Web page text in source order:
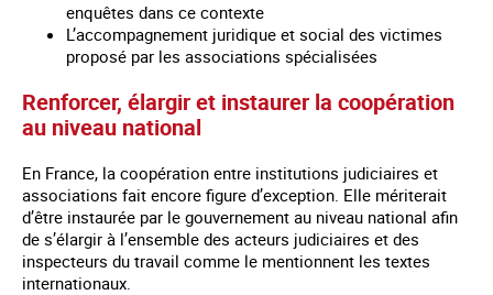
enquêtes dans ce contexte
L’accompagnement juridique et social des victimes
proposé par les associations spécialisées
Renforcer, élargir et instaurer la coopération
au niveau national
En France, la coopération entre institutions judiciaires et
associations fait encore figure d’exception. Elle mériterait
d’être instaurée par le gouvernement au niveau national afin
de s’élargir à l’ensemble des acteurs judiciaires et des
inspecteurs du travail comme le mentionnent les textes
internationaux.